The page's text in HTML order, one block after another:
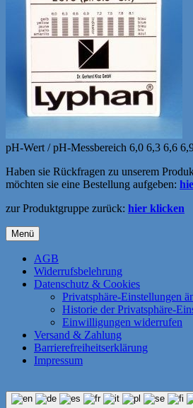
pH-Wert / pH-Messbereich 6,0 6,3 6,6
Haben sie Rückfragen zu unserem
möchten sie eine Bestellung aufgeben:
zur Produktgruppe zurück: hier klicken
Menü
AGB
Widerrufsbelehrung
Datenschutz & Cookies
Privatsphäre-Einstellungen
Historie der Privatsphäre-
Einwilligungen widerrufen
Versand & Zahlung
Barrierefreiheitserklärung
Impressum